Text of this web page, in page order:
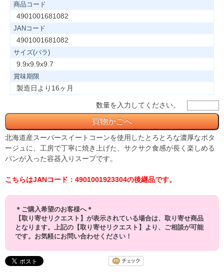
商品コード
4901001681082
JANコード
4901001681082
サイズ(バラ)
9.9x9.9x9.7
賞味期限
製造日より16ヶ月
数量を入力してください。
北海道産スーパースイートコーンを使用したとろとろな濃厚なポタ
ージュに、工房で丁寧に焼き上げた、サクサク食感が長く楽しめる
パンが入った容器入りスープです。
こちらはJANコード：4901001923304の後継品です。
＊ご購入希望のお客様へ＊
【取り寄せリクエスト】が表示されている場合は、取り寄せ商品
となります。上記の【取り寄せリクエスト】より、ご相談が可能
です。お気軽にお問い合わせください！